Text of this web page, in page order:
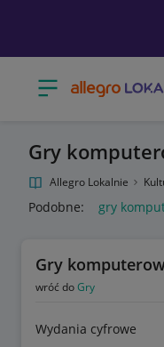
Otwórz menu z
Gry
Allegro Lokalnie
Podobne: gry
Gry
wróć doGry
Wydania cyfrowe